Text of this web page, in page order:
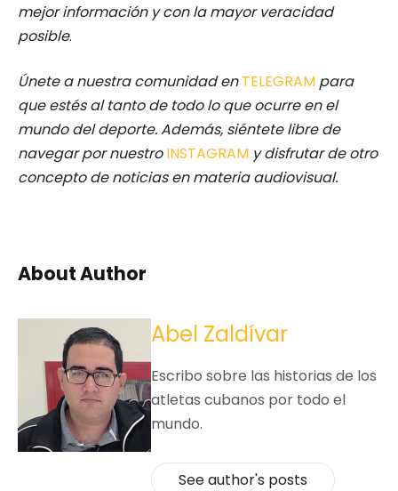
mejor información y con la mayor veracidad
posible.
Únete a nuestra comunidad enTELEGRAM para
que estés al tanto de todo lo que ocurre en el
mundo del deporte. Además, siéntete libre de
navegar por nuestro INSTAGRAM y disfrutar de otro
concepto de noticias en materia audiovisual.
About Author
Abel Zaldívar
Escribo sobre las historias de los
atletas cubanos por todo el
mundo.
See author's posts